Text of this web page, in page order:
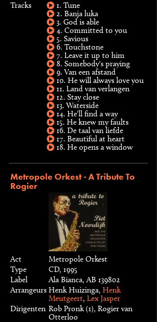
Tracks
1. Tune
2. Banja luka
3. God is able
4. Committed to you
5. Savious
6. Touchstone
7. Leave it up to him
8. Somebody's praying
9. Van een afstand
10. He will always love you
11. Land van verlangen
12. Stay close
13. Waterside
14. He'll find a way
15. He knew my faults
16. De taal van liefde
17. Beautiful at heart
18. He opens a window
Metropole Orkest - A Tribute To
Rogier
Act
Metropole Orkest
Type
CD, 1995
Label
Ala Bianca, AB 139802
Arrangeurs Henk Huizinga, Henk
Meutgeert, Lex Jasper
Dirigenten Rob Pronk (1), Rogier van
Otterloo